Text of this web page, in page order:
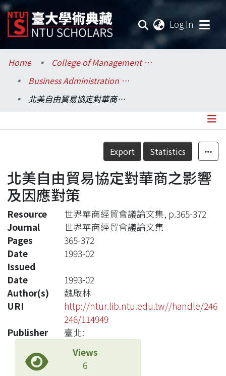
Log In
Communities & Collections
Research Outputs
Statistics
Home
College of Management / 管理學院
Business Administration / 工商管理學系暨商學研究所
北美自由貿易協定對華商之影響及因應對策
Details
Export Statistics
北美自由貿易協定對華商之影響
及因應對策
Resource
世界華商經貿會議論文集, p.365-372
Journal
世界華商經貿會議論文集
Pages
365-372
Date
Issued
1993-02
Date
1993-02
Author(s)
魏啟林
URI
http://ntur.lib.ntu.edu.tw//handle/246
246/114949
Publisher
臺北:
Views
6